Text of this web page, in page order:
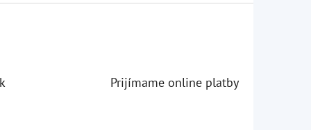
Prijímame online platby